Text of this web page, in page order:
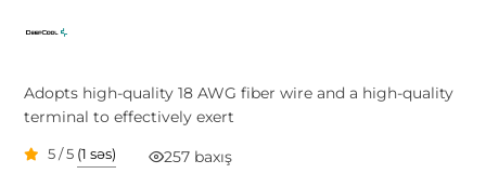
Adopts high-quality 18 AWG fiber wire and a high-quality
terminal to effectively exert
5 / 5 (1 səs) 257 baxış